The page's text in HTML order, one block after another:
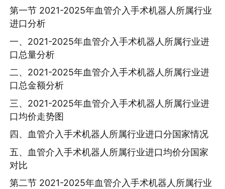
第一节 2021-2025年血管介入手术机器人所属行业
进口分析
一、2021-2025年血管介入手术机器人所属行业进
口总量分析
二、2021-2025年血管介入手术机器人所属行业进
口总金额分析
三、2021-2025年血管介入手术机器人所属行业进
口均价走势图
四、血管介入手术机器人所属行业进口分国家情况
五、血管介入手术机器人所属行业进口均价分国家
对比
第二节 2021-2025年血管介入手术机器人所属行业